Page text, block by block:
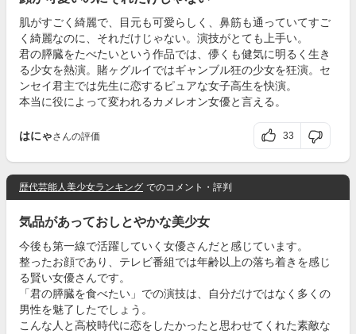
肌がすごく綺麗で、目元も可愛らしく、鼻筋も通っていてすご
く綺麗なのに、それだけじゃない。演技がとても上手い。
君の膵臓をたべたいという作品では、儚くも健気に明るく生き
る少女を熱演。賭ヶグルイではギャンブル狂の少女を狂演。セ
ンセイ君主では先生に恋するピュアな女子高生を快演。
本当に役によって変われるカメレオン女優と言える。
はにゃさんの評価 33
歴代芸能人美少女ランキング でのコメント・評判
気品があっておしとやかな美少女
今後も第一線で活躍していく女優さんだと感じています。
整ったお顔であり、テレビ番組では年齢以上の落ち着きを感じ
る賢い女優さんです。
「君の膵臓を食べたい」での演技は、自分だけではなく多くの
男性を魅了したでしょう。
こんな人と高校時代に恋をしたかったと思わせてくれた素敵な